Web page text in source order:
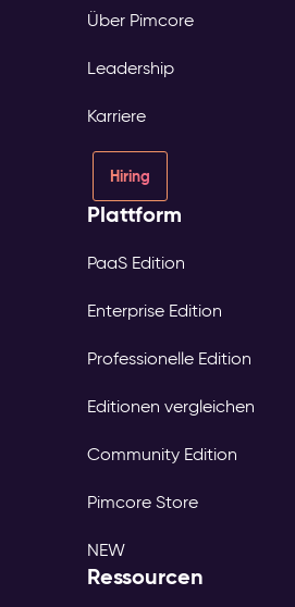
Über Pimcore
Leadership
Karriere
Hiring
Plattform
PaaS Edition
Enterprise Edition
Professionelle Edition
Editionen vergleichen
Community Edition
Pimcore Store
NEW
Ressourcen